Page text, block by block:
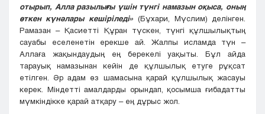
отырып, Алла разылығы үшін түнгі намазын оқыса, оның
өткен күнәлары кешіріледі» (Бұхари, Мүслим) делінген.
Рамазан – Қасиетті Құран түскен, түнгі құлшылықтың
сауабы еселенетін ерекше ай. Жалпы исламда түн –
Аллаға жақындаудың ең берекелі уақыты. Бұл айда
тарауық намазынан кейін де құлшылық етуге рұқсат
етілген. Әр адам өз шамасына қарай құлшылық жасауы
керек. Міндетті амалдарды орындап, қосымша ғибадатты
мүмкіндікке қарай атқару – ең дұрыс жол.